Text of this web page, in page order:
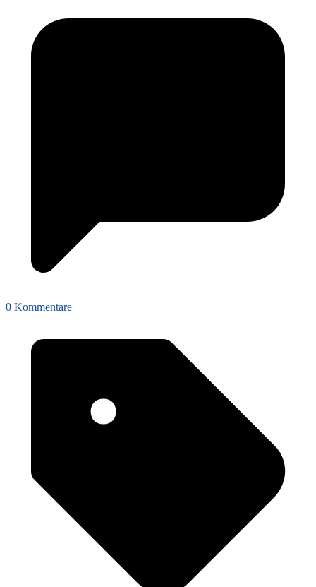
0 Kommentare